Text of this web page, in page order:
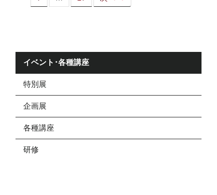
ペ
イベント･各種講座
特別展
企画展
各種講座
研修